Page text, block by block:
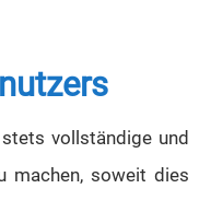
vollständige und
machen, soweit dies